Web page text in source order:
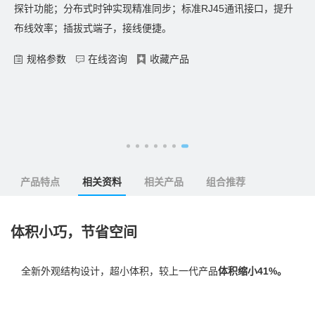
探针功能；分布式时钟实现精准同步；标准RJ45通讯接口，提升
布线效率；插拔式端子，接线便捷。
规格参数 在线咨询 收藏产品
产品特点 相关资料 相关产品 组合推荐
体积小巧，节省空间
全新外观结构设计，超小体积，较上一代产品体积缩小41%。